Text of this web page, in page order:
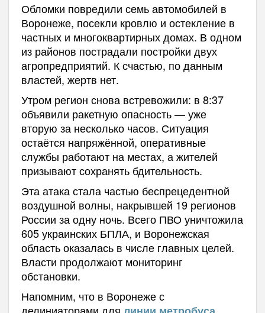
Обломки повредили семь автомобилей в
Воронеже, посекли кровлю и остекление в
частных и многоквартирных домах. В одном
из районов пострадали постройки двух
агропредприятий. К счастью, по данным
властей, жертв нет.
Утром регион снова встревожили: в 8:37
объявили ракетную опасность — уже
вторую за несколько часов. Ситуация
остаётся напряжённой, оперативные
службы работают на местах, а жителей
призывают сохранять бдительность.
Эта атака стала частью беспрецедентной
воздушной волны, накрывшей 19 регионов
России за одну ночь. Всего ПВО уничтожила
605 украинских БПЛА, и Воронежская
область оказалась в числе главных целей.
Власти продолжают мониторинг
обстановки.
Напомним, что в Воронеже с